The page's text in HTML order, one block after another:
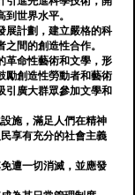
世界水平。
展計劃，建立嚴格的科
間的創造性合作。
革命性藝術和文學，形
勵創造性勞動者和藝術
引廣大群眾參加文學和
施，滿足人們在精神
享有充分的社會主義
遭一切消滅，並應發